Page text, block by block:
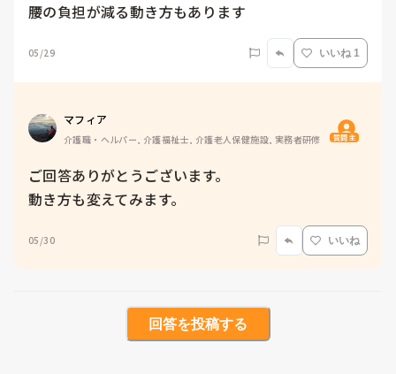
腰の負担が減る動き方もあります
05/29 いいね 1
マフィア
介護職・ヘルパー, 介護福祉士, 介護老人保健施設, 実務者研修 質問主
ご回答ありがとうございます。
動き方も変えてみます。
05/30 いいね
回答を投稿する